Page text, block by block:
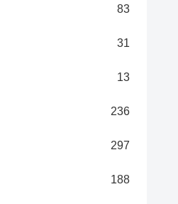
83
31
13
236
297
188